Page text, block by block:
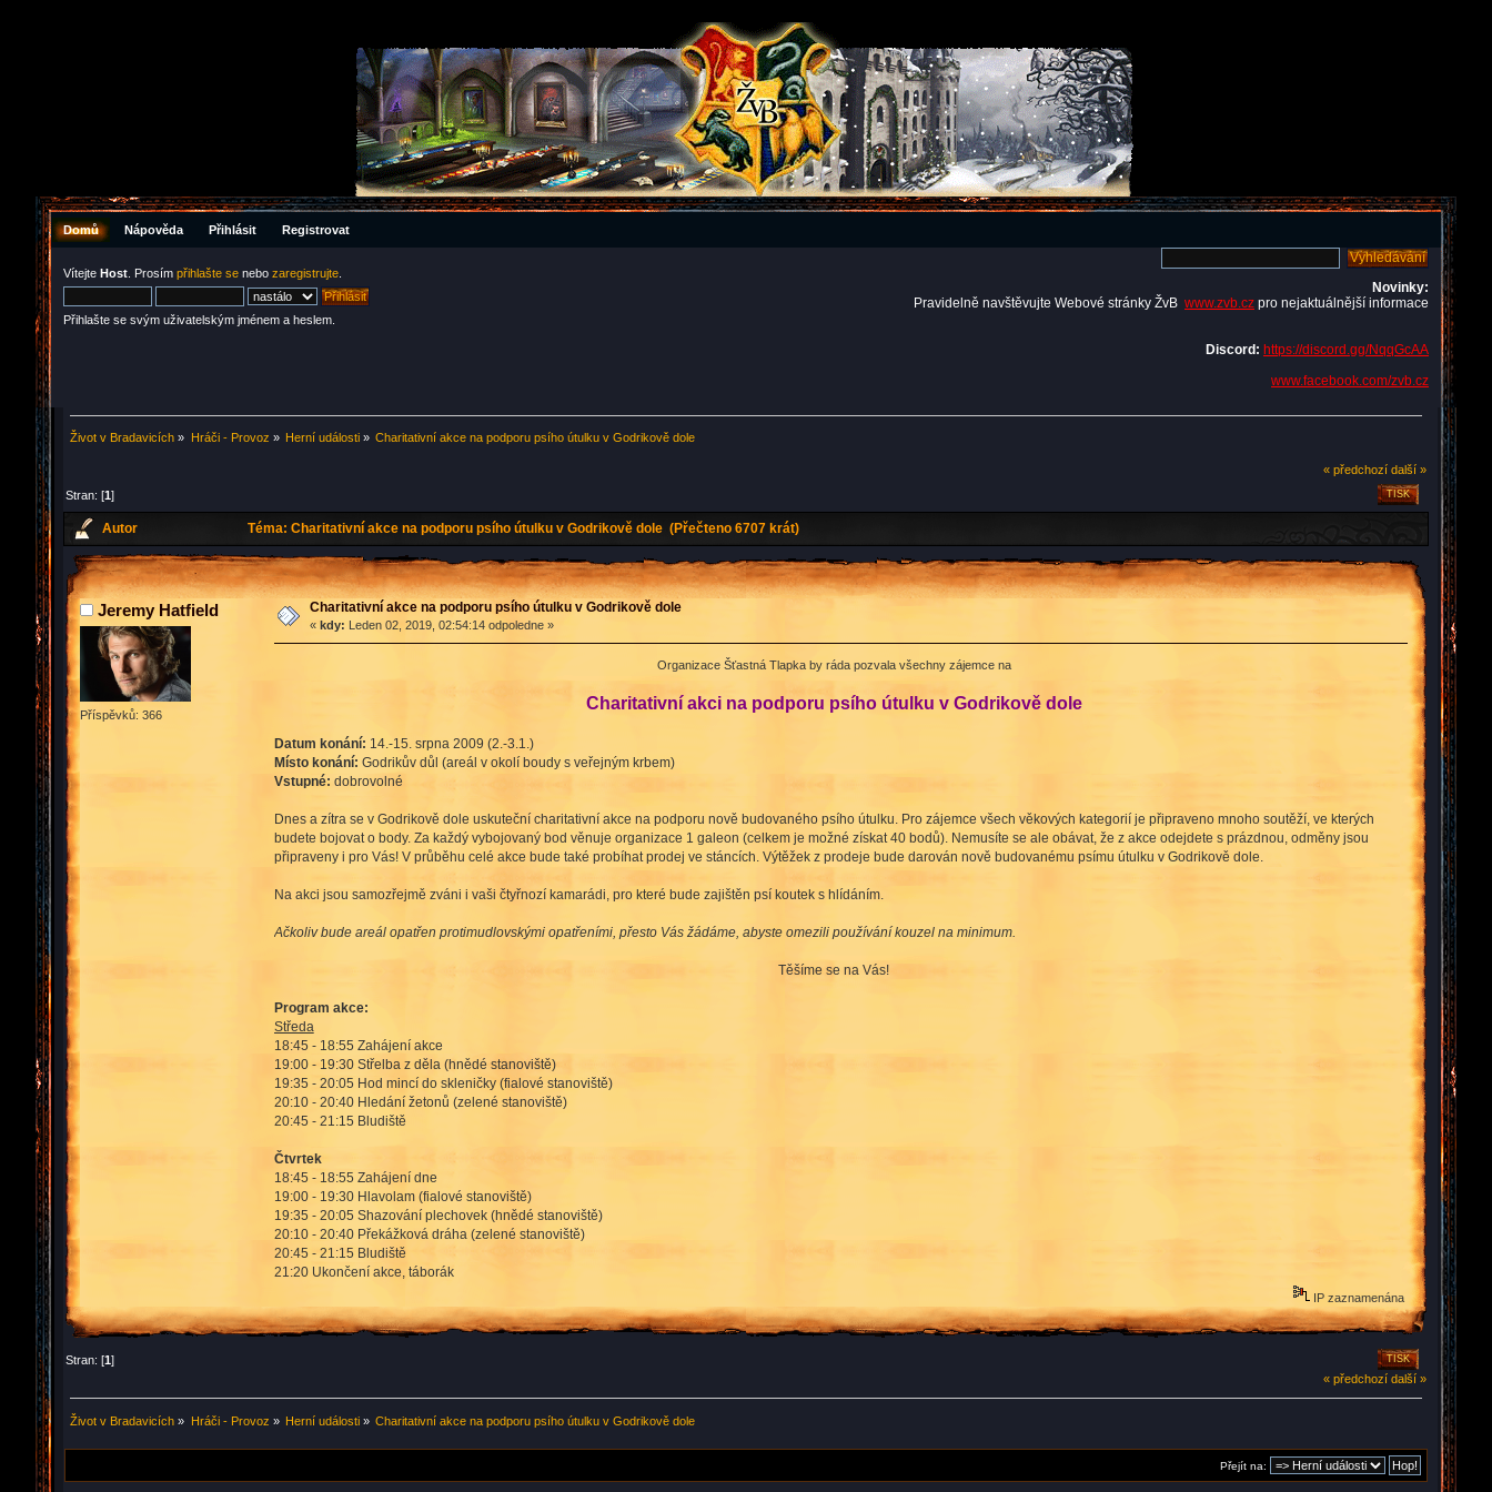
Domů Nápověda Přihlásit Registrovat
Vítejte Host . Prosím přihlašte se nebo zaregistrujte
Přihlašte se svým uživatelským jménem a heslem.
Novinky:
Pravidelně navštěvujte Webové stránky ŽvB www.zvb.cz pro nejaktuálnější informace
Discord: https://discord.gg/NqqGcAA
www.facebook.com/zvb.cz
Život v Bradavicích » Hráči - Provoz » Herní události» Charitativní akce na podporu psího útulku v Godrikově dole
« předchozí další »
TISK
Stran: [1]
Autor Téma: Charitativní akce na podporu psího útulku v Godrikově dole (Přečteno 6707 krát)
Jeremy Hatfield
Příspěvků: 366
Charitativní akce na podporu psího útulku v Godrikově dole
« kdy: Leden 02, 2019, 02:54:14 odpoledne »
Organizace Šťastná Tlapka by ráda pozvala všechny zájemce na
Charitativní akci na podporu psího útulku v Godrikově dole
Datum konání: 14.-15. srpna 2009 (2.-3.1.)
Místo konání: Godrikův důl (areál v okolí boudy s veřejným krbem)
Vstupné: dobrovolné
Dnes a zítra se v Godrikově dole uskuteční charitativní akce na podporu nově budovaného psího útulku. Pro zájemce všech věkových kategorií je připraveno mnoho soutěží, ve kterých
budete bojovat o body. Za každý vybojovaný bod věnuje organizace 1 galeon (celkem je možné získat 40 bodů). Nemusíte se ale obávat, že z akce odejdete s prázdnou, odměny jsou
připraveny i pro Vás! V průběhu celé akce bude také probíhat prodej ve stáncích. Výtěžek z prodeje bude darován nově budovanému psímu útulku v Godrikově dole.
Na akci jsou samozřejmě zváni i vaši čtyřnozí kamarádi, pro které bude zajištěn psí koutek s hlídáním.
Ačkoliv bude areál opatřen protimudlovskými opatřeními, přesto Vás žádáme, abyste omezili používání kouzel na minimum.
Těšíme se na Vás!
Program akce:
Středa
18:45 - 18:55 Zahájení akce
19:00 - 19:30 Střelba z děla (hnědé stanoviště)
19:35 - 20:05 Hod mincí do skleničky (fialové stanoviště)
20:10 - 20:40 Hledání žetonů (zelené stanoviště)
20:45 - 21:15 Bludiště
Čtvrtek
18:45 - 18:55 Zahájení dne
19:00 - 19:30 Hlavolam (fialové stanoviště)
19:35 - 20:05 Shazování plechovek (hnědé stanoviště)
20:10 - 20:40 Překážková dráha (zelené stanoviště)
20:45 - 21:15 Bludiště
21:20 Ukončení akce, táborák
IP zaznamenána
TISK
Stran: [1]
« předchozí další »
Život v Bradavicích » Hráči - Provoz » Herní události» Charitativní akce na podporu psího útulku v Godrikově dole
Přejít na: